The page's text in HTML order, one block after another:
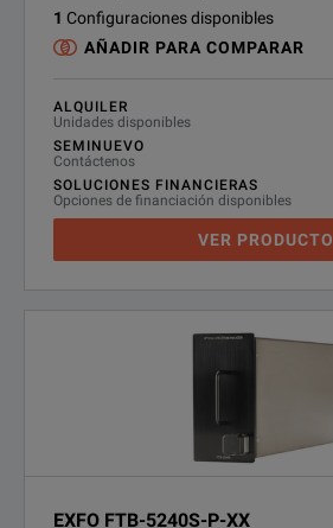
1 Configuraciones disponibles
AÑADIR PARA COMPARAR
ALQUILER
Unidades disponibles
SEMINUEVO
Contáctenos
SOLUCIONES FINANCIERAS
Opciones de financiación disponibles
VER PRODUCTO
EXFO FTB-5240S-P-XX